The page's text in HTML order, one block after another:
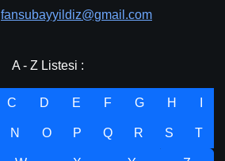
fansubayyildiz@gmail.com
A - Z Listesi :
C D E F G H
N O P Q R S T